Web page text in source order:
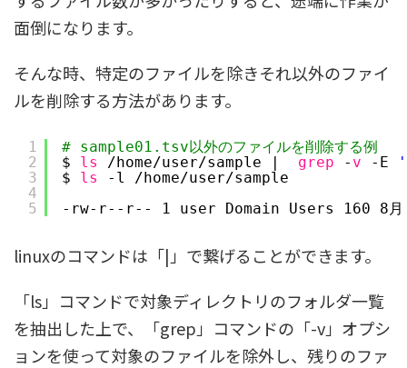
面倒になります。
そんな時、特定のファイルを除きそれ以外のファイ
ルを削除する方法があります。
1
2
3
4
5
# sample01.tsv以外のファイルを削除する例
$ ls /home/user/sample | grep - v -E
$ ls -l /home/user/sample
-rw-r--r-- 1 user Domain Users 160 8
linuxのコマンドは「|」で繋げることができます。
「ls」コマンドで対象ディレクトリのフォルダ一覧
を抽出した上で、「grep」コマンドの「-v」オプシ
ョンを使って対象のファイルを除外し、残りのファ